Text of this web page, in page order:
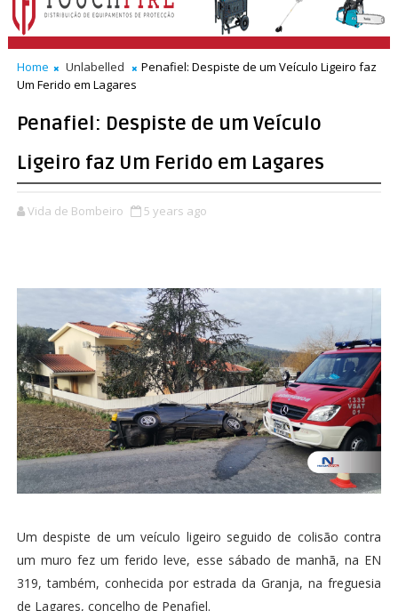
Home Unlabelled
Penafiel: Despiste de um Veículo Ligeiro faz
Um Ferido em Lagares
Penafiel: Despiste de um Veículo
Ligeiro faz Um Ferido em Lagares
Vida de Bombeiro 5 years ago
Um despiste de um veículo ligeiro seguido de colisão contra
um muro fez um ferido leve, esse sábado de manhã, na EN
319, também, conhecida por estrada da Granja, na freguesia
de Lagares, concelho de Penafiel.